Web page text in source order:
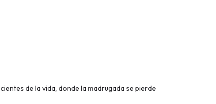
de la vida, donde la madrugada se pierde